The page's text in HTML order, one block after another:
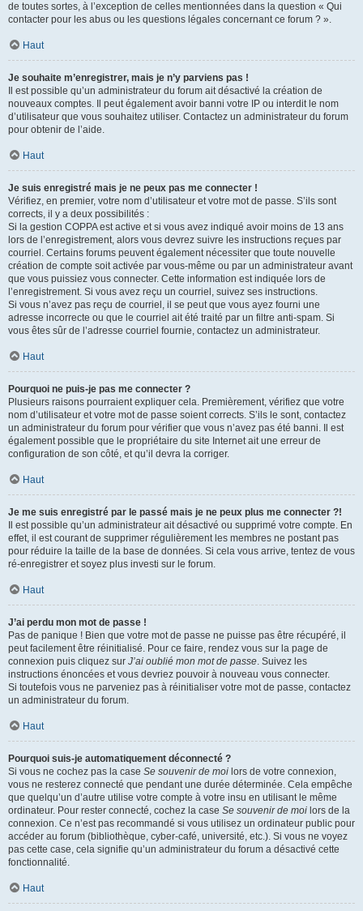
de toutes sortes, à l’exception de celles mentionnées dans la question « Qui
contacter pour les abus ou les questions légales concernant ce forum ? ».
Haut
Je souhaite m’enregistrer, mais je n’y parviens pas !
Il est possible qu’un administrateur du forum ait désactivé la création de
nouveaux comptes. Il peut également avoir banni votre IP ou interdit le nom
d’utilisateur que vous souhaitez utiliser. Contactez un administrateur du forum
pour obtenir de l’aide.
Haut
Je suis enregistré mais je ne peux pas me connecter !
Vérifiez, en premier, votre nom d’utilisateur et votre mot de passe. S’ils sont
corrects, il y a deux possibilités :
Si la gestion COPPA est active et si vous avez indiqué avoir moins de 13 ans
lors de l’enregistrement, alors vous devrez suivre les instructions reçues par
courriel. Certains forums peuvent également nécessiter que toute nouvelle
création de compte soit activée par vous-même ou par un administrateur avant
que vous puissiez vous connecter. Cette information est indiquée lors de
l’enregistrement. Si vous avez reçu un courriel, suivez ses instructions.
Si vous n’avez pas reçu de courriel, il se peut que vous ayez fourni une
adresse incorrecte ou que le courriel ait été traité par un filtre anti-spam. Si
vous êtes sûr de l’adresse courriel fournie, contactez un administrateur.
Haut
Pourquoi ne puis-je pas me connecter ?
Plusieurs raisons pourraient expliquer cela. Premièrement, vérifiez que votre
nom d’utilisateur et votre mot de passe soient corrects. S’ils le sont, contactez
un administrateur du forum pour vérifier que vous n’avez pas été banni. Il est
également possible que le propriétaire du site Internet ait une erreur de
configuration de son côté, et qu’il devra la corriger.
Haut
Je me suis enregistré par le passé mais je ne peux plus me connecter ?!
Il est possible qu’un administrateur ait désactivé ou supprimé votre compte. En
effet, il est courant de supprimer régulièrement les membres ne postant pas
pour réduire la taille de la base de données. Si cela vous arrive, tentez de vous
ré-enregistrer et soyez plus investi sur le forum.
Haut
J’ai perdu mon mot de passe !
Pas de panique ! Bien que votre mot de passe ne puisse pas être récupéré, il
peut facilement être réinitialisé. Pour ce faire, rendez vous sur la page de
connexion puis cliquez sur J’ai oublié mon mot de passe. Suivez les
instructions énoncées et vous devriez pouvoir à nouveau vous connecter.
Si toutefois vous ne parveniez pas à réinitialiser votre mot de passe, contactez
un administrateur du forum.
Haut
Pourquoi suis-je automatiquement déconnecté ?
Si vous ne cochez pas la case Se souvenir de moi lors de votre connexion,
vous ne resterez connecté que pendant une durée déterminée. Cela empêche
que quelqu’un d’autre utilise votre compte à votre insu en utilisant le même
ordinateur. Pour rester connecté, cochez la case Se souvenir de moi lors de la
connexion. Ce n’est pas recommandé si vous utilisez un ordinateur public pour
accéder au forum (bibliothèque, cyber-café, université, etc.). Si vous ne voyez
pas cette case, cela signifie qu’un administrateur du forum a désactivé cette
fonctionnalité.
Haut